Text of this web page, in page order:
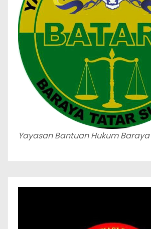
Yayasan Bantuan Hukum